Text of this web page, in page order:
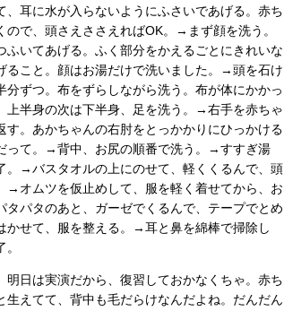
、耳に水が入らないようにふさいであげる。赤ち
ので、頭さえささえればOK。→まず顔を洗う。
ふいてあげる。ふく部分をかえるごとにきれいな
ること。顔はお湯だけで洗いました。→頭を石け
ずつ。布をずらしながら洗う。布が体にかかっ
上半身の次は下半身、足を洗う。→右手を赤ちゃ
す。あかちゃんの右肘をとっかかりにひっかける
って。→背中、お尻の順番で洗う。→すすぎ湯
。→バスタオルの上にのせて、軽くくるんで、頭
→オムツを仮止めして、服を軽く着せてから、お
タパタのあと、ガーゼでくるんで、テープでとめ
せて、服を整える。→耳と鼻を綿棒で掃除し
明日は実演だから、復習しておかなくちゃ。赤ち
生えてて、背中も毛だらけなんだよね。だんだん